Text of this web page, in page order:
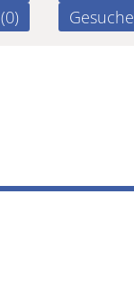
(0)
Gesuche